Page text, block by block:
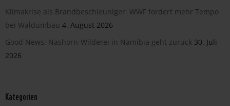
Klimakrise als Brandbeschleuniger: WWF fordert mehr Tempo
bei Waldumbau 4. August 2026
Good News: Nashorn-Wilderei in Namibia geht zurück 30. Juli
2026
Kategorien